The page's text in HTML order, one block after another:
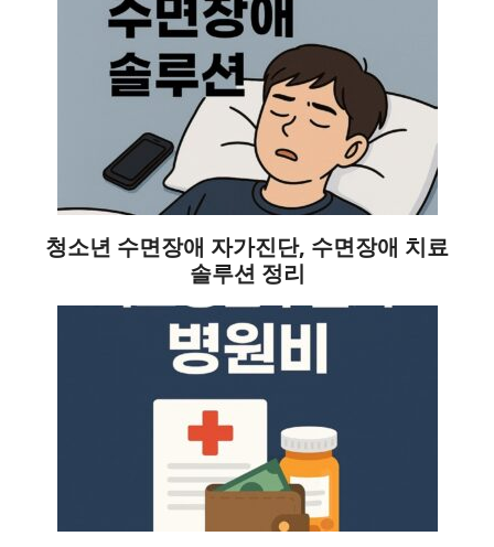
청소년 수면장애 자가진단, 수면장애 치료
솔루션 정리